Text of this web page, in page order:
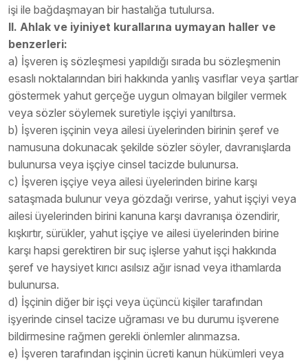
işi ile bağdaşmayan bir hastalığa tutulursa.
II. Ahlak ve iyiniyet kurallarına uymayan haller ve
benzerleri:
a) İşveren iş sözleşmesi yapıldığı sırada bu sözleşmenin
esaslı noktalarından biri hakkında yanlış vasıflar veya şartlar
göstermek yahut gerçeğe uygun olmayan bilgiler vermek
veya sözler söylemek suretiyle işçiyi yanıltırsa.
b) İşveren işçinin veya ailesi üyelerinden birinin şeref ve
namusuna dokunacak şekilde sözler söyler, davranışlarda
bulunursa veya işçiye cinsel tacizde bulunursa.
c) İşveren işçiye veya ailesi üyelerinden birine karşı
sataşmada bulunur veya gözdağı verirse, yahut işçiyi veya
ailesi üyelerinden birini kanuna karşı davranışa özendirir,
kışkırtır, sürükler, yahut işçiye ve ailesi üyelerinden birine
karşı hapsi gerektiren bir suç işlerse yahut işçi hakkında
şeref ve haysiyet kırıcı asılsız ağır isnad veya ithamlarda
bulunursa.
d) İşçinin diğer bir işçi veya üçüncü kişiler tarafından
işyerinde cinsel tacize uğraması ve bu durumu işverene
bildirmesine rağmen gerekli önlemler alınmazsa.
e) İşveren tarafından işçinin ücreti kanun hükümleri veya